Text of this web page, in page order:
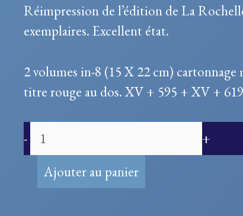
Réimpression de l’édition de La
exemplaires. Excellent état.
2 volumes in-8 (15 X 22 cm)
titre rouge au dos. XV + 595 + XV +
-
quantité
de
Ephémérides
historiques
+
Ajouter au panier